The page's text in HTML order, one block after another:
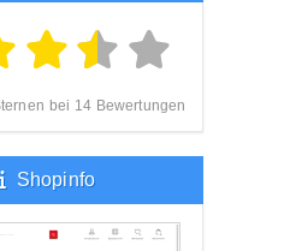
bei 14 Bewertungen
Shopinfo